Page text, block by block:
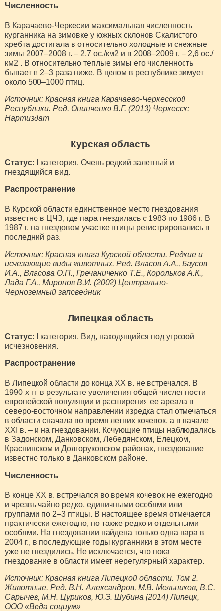
Численность
В Карачаево-Черкесии максимальная численность
курганника на зимовке у южных склонов Скалистого
хребта достигала в относительно холодные и снежные
зимы 2007–2008 г. – 2,7 ос./км2 и в 2008–2009 г. – 2,6 ос./
км2 . В относительно теплые зимы его численность
бывает в 2–3 раза ниже. В целом в республике зимует
около 500–1000 птиц.
Источник: Красная книга Карачаево-Черкесской
Республики. Ред. Онипченко В.Г. (2013) Черкесск:
Нартиздат
Курская область
Статус: I категория. Очень редкий залетный и
гнездящийся вид.
Распространение
В Курской области единственное место гнездования
известно в ЦЧЗ, где пара гнездилась с 1983 по 1986 г. В
1987 г. на гнездовом участке птицы регистрировались в
последний раз.
Источник: Красная книга Курской области. Редкие и
исчезающие виды животных. Ред. Власов А.А., Баусов
И.А., Власова О.П., Гречаниченко Т.Е., Корольков А.К.,
Лада Г.А., Миронов В.И. (2002) Центрально-
Черноземный заповедник
Липецкая область
Статус: I категория. Вид, находящийся под угрозой
исчезновения.
Распространение
В Липецкой области до конца ХХ в. не встречался. В
1990-х гг. в результате увеличения общей численности
европейской популяции и расширения ее ареала в
северо-восточном направлении изредка стал отмечаться
в области сначала во время летних кочевок, а в начале
ХХI в. – и на гнездовании. Кочующие птицы наблюдались
в Задонском, Данковском, Лебедянском, Елецком,
Краснинском и Долгоруковском районах, гнездование
известно только в Данковском районе.
Численность
В конце ХХ в. встречался во время кочевок не ежегодно
и чрезвычайно редко, единичными особями или
группами по 2–3 птицы. В настоящее время отмечается
практически ежегодно, но также редко и отдельными
особями. На гнездовании найдена только одна пара в
2004 г., в последующие годы курганники в этом месте
уже не гнездились. Не исключается, что пока
гнездование в области имеет нерегулярный характер.
Источник: Красная книга Липецкой области. Том 2.
Животные. Ред. В.Н. Александров, М.В. Мельников, В.С.
Сарычев, М.Н. Цуриков, Ю.Э. Шубина (2014) Липецк,
ООО «Веда социум»